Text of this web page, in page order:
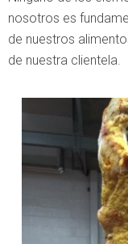
nosotros es
de nuestros
de nuestra clientela.